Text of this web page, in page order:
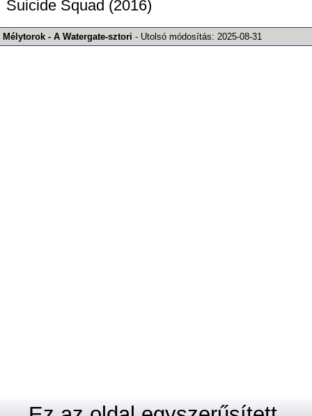
Suicide Squad (2016)
Mélytorok - A Watergate-sztori - Utolsó módosítás:2025-08-31